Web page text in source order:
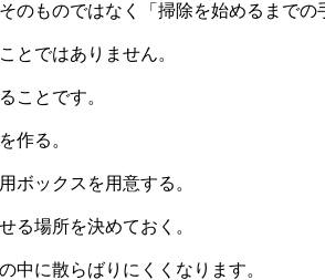
のものではなく「掃除を始めるまで
とではありません。
ことです。
作る。
ボックスを用意する。
る場所を決めておく。
中に散らばりにくくなります。